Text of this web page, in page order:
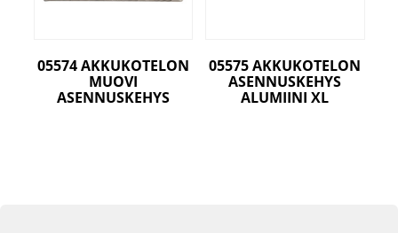
05574 AKKUKOTELON
MUOVI
ASENNUSKEHYS
05575 AKKUKOTELON
ASENNUSKEHYS
ALUMIINI XL